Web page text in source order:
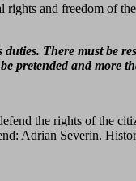
and freedom of
There must be
pretended and more
the rights of the
Adrian Severin.